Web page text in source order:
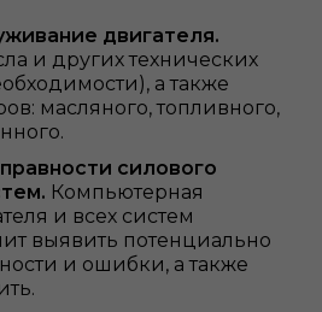
двигателя.
и других технических
а также
масляного, топливного,
силового
Компьютерная
и всех систем
выявить потенциально
и ошибки, а также